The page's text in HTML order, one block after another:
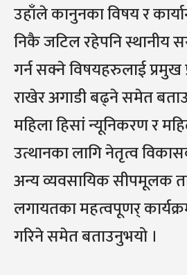
उहाँले कानुनका विषय र
निकै जटिल रहेपनि स्थानीय
गर्न सक्ने विषयहरुलाई प्रमुख
राखेर अगाडी बढ्ने समेत
महिला हिसां न्यूनिकरण र
उत्थानका लागि नेतृत्व
अन्य व्यवसायिक सीपमूलक
लगायतका महत्वपूणर्
गरिने समेत बताउनुभयो ।